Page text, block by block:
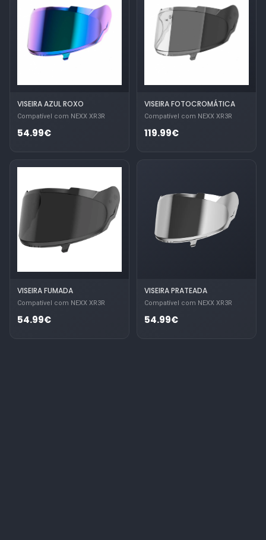
VISEIRA AZUL ROXO
Compatível com NEXX XR3R
54.99€
VISEIRA FOTOCROMÁTICA
Compatível com NEXX XR3R
119.99€
VISEIRA FUMADA
Compatível com NEXX XR3R
54.99€
VISEIRA PRATEADA
Compatível com NEXX XR3R
54.99€